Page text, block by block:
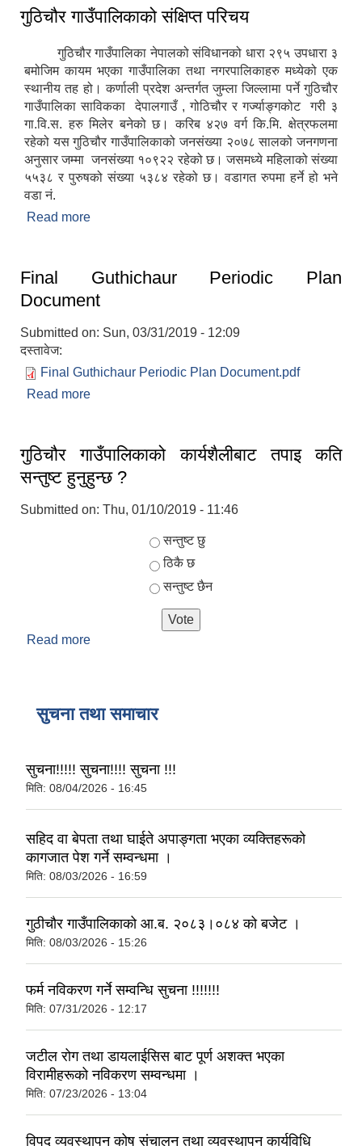
गुठिचौर गाउँपालिकाको संक्षिप्त परिचय
गुठिचौर गाउँपालिका नेपालको संविधानको धारा २९५ उपधारा ३
बमोजिम कायम भएका गाउँपालिका तथा नगरपालिकाहरु मध्येको एक
स्थानीय तह हो। कर्णाली प्रदेश अन्तर्गत जुम्ला जिल्लामा पर्ने गुठिचौर
गाउँपालिका साविकका देपालगाउँ , गोठिचौर र गर्ज्याङ्गकोट गरी ३
गा.वि.स. हरु मिलेर बनेको छ। करिब ४२७ वर्ग कि.मि. क्षेत्रफलमा
रहेको यस गुठिचौर गाउँपालिकाको जनसंख्या २०७८ सालको जनगणना
अनुसार जम्मा जनसंख्या १०९२२ रहेको छ। जसमध्ये महिलाको संख्या
५५३८ र पुरुषको संख्या ५३८४ रहेको छ। वडागत रुपमा हर्ने हो भने
वडा नं.
Read more
Final Guthichaur Periodic Plan
Document
Submitted on: Sun, 03/31/2019 - 12:09
दस्तावेज:
Final Guthichaur Periodic Plan Document.pdf
Read more
गुठिचौर गाउँपालिकाको कार्यशैलीबाट तपाइ कति
सन्तुष्ट हुनुहुन्छ ?
Submitted on: Thu, 01/10/2019 - 11:46
Choices
सन्तुष्ट छु
ठिकै छ
सन्तुष्ट छैन
Read more
सुचना तथा समाचार
सुचना!!!!! सुचना!!!! सुचना !!!
मिति: 08/04/2026 - 16:45
सहिद वा बेपता तथा घाईते अपाङ्गता भएका व्यक्तिहरूको
कागजात पेश गर्ने सम्वन्धमा ।
मिति: 08/03/2026 - 16:59
गुठीचौर गाउँपालिकाको आ.ब. २०८३।०८४ को बजेट ।
मिति: 08/03/2026 - 15:26
फर्म नविकरण गर्ने सम्वन्धि सुचना !!!!!!!
मिति: 07/31/2026 - 12:17
जटील रोग तथा डायलाईसिस बाट पूर्ण अशक्त भएका
विरामीहरूको नविकरण सम्वन्धमा ।
मिति: 07/23/2026 - 13:04
विपद व्यवस्थापन कोष संचालन तथा व्यवस्थापन कार्यविधि